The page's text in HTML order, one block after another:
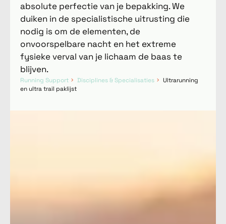
absolute perfectie van je bepakking. We
duiken in de specialistische uitrusting die
nodig is om de elementen, de
onvoorspelbare nacht en het extreme
fysieke verval van je lichaam de baas te
blijven.
Running Support Disciplines & Specialisaties
Ultrarunning
en ultra trail paklijst